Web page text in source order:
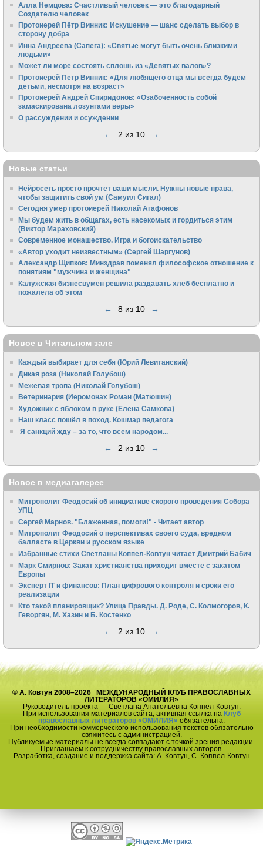
Алла Немцова: Счастливый человек — это благодарный
Создателю человек
Протоиерей Пётр Винник: Искушение — шанс сделать выбор в
сторону добра
Инна Андреева (Сапега): «Святые могут быть очень близкими
людьми»
Может ли море состоять сплошь из «Девятых валов»?
Протоиерей Пётр Винник: «Для любящего отца мы всегда будем
детьми, несмотря на возраст»
Протоиерей Андрей Спиридонов: «Озабоченность собой
замаскирована лозунгами веры»
О рассуждении и осуждении
← 2 из 10 →
Новые статьи
Нейросеть просто прочтет ваши мысли. Нужны новые права,
чтобы защитить свой ум (Самуил Сигал)
Сегодня умер протоиерей Николай Агафонов
Мы будем жить в общагах, есть насекомых и гордиться этим
(Виктор Мараховский)
Cовременное монашество. Игра и богоискательство
«Автор уходит неизвестным» (Сергей Шаргунов)
Александр Щипков: Минздрав поменял философское отношение к
понятиям "мужчина и женщина"
Калужская бизнесвумен решила раздавать хлеб бесплатно и
пожалела об этом
← 8 из 10 →
Новое в Читальном зале
Каждый выбирает для себя (Юрий Левитанский)
Дикая роза (Николай Голубош)
Межевая тропа (Николай Голубош)
Ветеринария (Иеромонах Роман (Матюшин)
Художник с яблоком в руке (Елена Самкова)
Наш класс пошёл в поход. Кошмар педагога
Я санкций жду – за то, что всем народом...
← 2 из 10 →
Новое в медиагалерее
Митрополит Феодосий об инициативе скорого проведения Собора
УПЦ
Сергей Марнов. "Блаженная, помоги!" - Читает автор
Митрополит Феодосий о перспективах своего суда, вредном
балласте в Церкви и русском языке
Избранные стихи Светланы Коппел-Ковтун читает Дмитрий Бабич
Марк Смирнов: Закат христианства приходит вместе с закатом
Европы
Эксперт IT и финансов: План цифрового контроля и сроки его
реализации
Кто такой планировщик? Улица Правды. Д. Роде, С. Колмогоров, К.
Геворгян, М. Хазин и Б. Костенко
← 2 из 10 →
© А. Ковтун 2008–2026 МЕЖДУНАРОДНЫЙ КЛУБ ПРАВОСЛАВНЫХ
ЛИТЕРАТОРОВ «ОМИЛИЯ»
Руководитель проекта — Светлана Анатольевна Коппел-Ковтун.
При использования материалов сайта, активная ссылка на Клуб
православных литераторов «ОМИЛИЯ» обязательна.
При необходимости коммерческого использования текстов обязательно
свяжитесь с администрацией.
Публикуемые материалы не всегда совпадают с точкой зрения редакции.
Приглашаем к сотрудничеству православных авторов.
Разработка, создание и поддержка сайта: А. Ковтун, С. Коппел-Ковтун